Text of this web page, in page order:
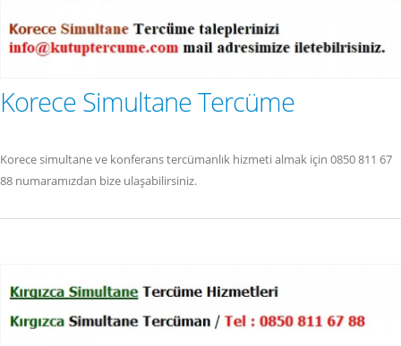
Korece Simultane Tercüme
Korece simultane ve konferans tercümanlık hizmeti almak için 0850 811 67
88 numaramızdan bize ulaşabilirsiniz.